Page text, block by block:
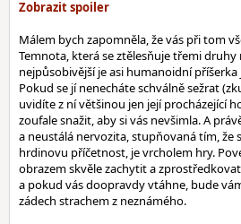
Málem bych zapomněla, že vás při tom
Temnota, která se ztělesňuje třemi druhy
nejpůsobivější je asi humanoidní
Pokud se jí nenecháte schválně sežrat
uvidíte z ní většinou jen její procházející
zoufale snažit, aby si vás nevšimla. A
a neustálá nervozita, stupňovaná tím, že
hrdinovu příčetnost, je vrcholem hry.
obrazem skvěle zachytit a
a pokud vás doopravdy vtáhne, bude
zádech strachem z neznámého.